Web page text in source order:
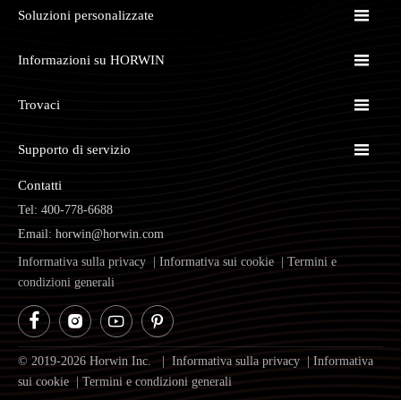
Soluzioni personalizzate 
Informazioni su HORWIN 
Trovaci 
Supporto di servizio 
Contatti
Tel: 400-778-6688
Email: horwin@horwin.com
Informativa sulla privacy Informativa sui cookie
Termini e
condizioni generali
   
© 2019-2026 Horwin Inc. | Informativa sulla privacy
Informativa
sui cookie
Termini e condizioni generali